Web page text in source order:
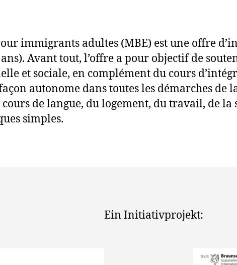
immigrants adultes (MBE) est une offre
Avant tout, l’offre a pour objectif de
et sociale, en complément du cours
autonome dans toutes les démarches de
de langue, du logement, du travail, de la
simples.
Ein Initiativprojekt: